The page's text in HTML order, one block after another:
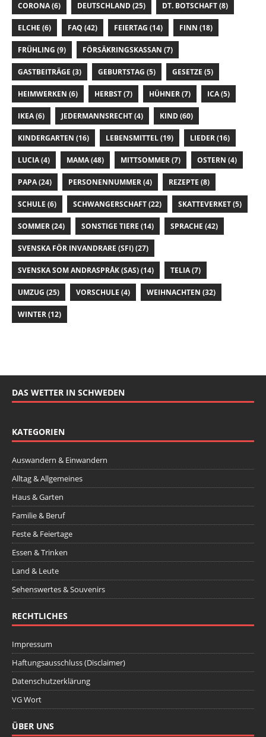
CORONA(6) DEUTSCHLAND(25) DT. BOTSCHAFT(8)
ELCHE (6) FAQ (42) FEIERTAG (14) FINN (18)
FRÜHLING (9) FÖRSÄKRINGSKASSAN (7)
GASTBEITRÄGE (3) GEBURTSTAG (5) GESETZE (5)
HEIMWERKEN (6) HERBST(7) HÜHNER(7) ICA(5)
IKEA(6) JEDERMANNSRECHT(4) KIND(60)
KINDERGARTEN (16) LEBENSMITTEL(19) LIEDER(16)
LUCIA(4) MAMA(48) MITTSOMMER(7) OSTERN (4)
PAPA(24) PERSONENNUMMER(4) REZEPTE (8)
SCHULE (6) SCHWANGERSCHAFT(22) SKATTEVERKET(5)
SOMMER(24) SONSTIGE TIERE (14) SPRACHE (42)
SVENSKA FÖR INVANDRARE (SFI)(27)
SVENSKA SOM ANDRASPRÅK (SAS)(14) TELIA(7)
UMZUG (25) VORSCHULE (4) WEIHNACHTEN (32)
WINTER(12)
DAS WETTER IN SCHWEDEN
KATEGORIEN
Auswandern & Einwandern
Alltag & Allgemeines
Haus & Garten
Familie & Beruf
Feste & Feiertage
Essen & Trinken
Land & Leute
Sehenswertes & Souvenirs
RECHTLICHES
Impressum
Haftungsausschluss (Disclaimer)
Datenschutzerklärung
VG Wort
ÜBER UNS